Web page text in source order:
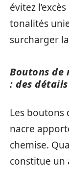
évitez
tonalités
surcharger
Boutons
: des
Les boutons
nacre
chemise.
constitue un